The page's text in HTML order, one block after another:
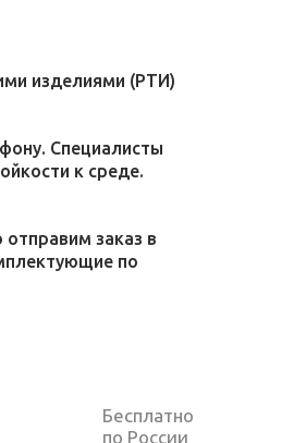
изделиями (РТИ)
Специалисты
к среде.
заказ в
по
Бесплатно
по России